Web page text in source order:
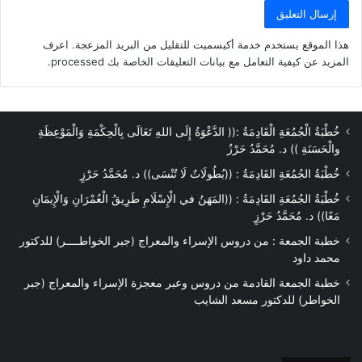
محافظة كفر الشيخ
نوران ايهاب سعد عبد الفتاح
شفطر محافظة كفر الشيخ
عبد الرحمن رجب عبد الحميد
محافظة الجيزة
بلال عادل عبد الباقي إبراهيم
محافظة القليوبية
أحمد أبو الوفا صديق أحمد
محافظة قنا
محمود جابر محمود رستم
محافظة بني سويف
أحمد عبد العاطي محمد متولی
هذا الموقع يستخدم خدمة أكيسميت للتقليل من البريد المزعجة. اعرف
المزيد عن كيفية التعامل مع بيانات التعليقات الخاصة بك processed
.
خُطْبَةُ الْجُمُعَةِ الْقَادِمَةُ :(( الدَّعْوَةُ إِلَى اللهِ تَعَالَى بِالْحِكْمَةِ وَالْمَوْعِظَةِ
والْحَسَنَةِ )) د. مُحَمَّدُ حَرْزٌ
خُطْبَةُ الجُمُعَةِ القَادِمَةُ : ((بُطُولَاتٌ لَا تُنْسَى)) د. مُحَمَّدُ حَرْزٍ
خُطْبَةُ الجُمُعَةِ القَادِمَةُ : ((المَهَنُ في الْإِسْلَامِ طَرِيقُ الْعُمْرَانِ وَالْإِيمَانِ
مَعًا)) د. مُحَمَّدُ حَرْزٍ
خطبة الجمعة : من دروس الإسراء والمعراج (جبر الخواطــــر) للدكتور
محمد داود
خطبة الجمعة القادمة من دروس وعبر معجزة الإسراء والمعراج (جبر
الخواطر) للدكتور مسعد الشايب